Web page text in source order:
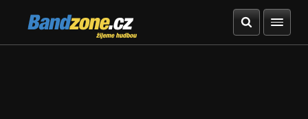
Bandzone.cz
žijeme hudbou